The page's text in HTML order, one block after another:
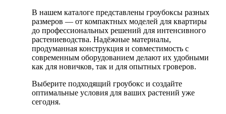
В нашем каталоге представлены гроубоксы разных
размеров — от компактных моделей для квартиры
до профессиональных решений для интенсивного
растениеводства. Надёжные материалы,
продуманная конструкция и совместимость с
современным оборудованием делают их удобными
как для новичков, так и для опытных гроверов.
Выберите подходящий гроубокс и создайте
оптимальные условия для ваших растений уже
сегодня.